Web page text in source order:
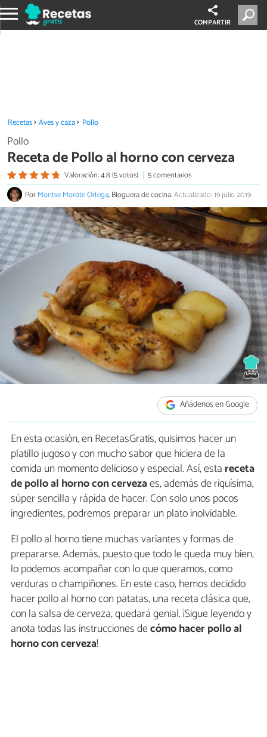
COMPARTIR
Recetas Aves y caza Pollo
Pollo
Receta de Pollo al horno con cerveza
Valoración: 4.8 (5 votos)
5 comentarios
PorMontse Morote Ortega, Bloguera de cocina.Actualizado: 19 julio 2019
Añádenos en Google
En esta ocasión, en RecetasGratis, quisimos hacer un
platillo jugoso y con mucho sabor que hiciera de la
comida un momento delicioso y especial. Así, esta receta
de pollo al horno con cervezaes, además de riquísima,
súper sencilla y rápida de hacer. Con solo unos pocos
ingredientes, podremos preparar un plato inolvidable.
El pollo al horno tiene muchas variantes y formas de
prepararse. Además, puesto que todo le queda muy bien,
lo podemos acompañar con lo que queramos, como
verduras o champiñones. En este caso, hemos decidido
hacer pollo al horno con patatas, una receta clásica que,
con la salsa de cerveza, quedará genial. ¡Sigue leyendo y
anota todas las instrucciones decómo hacer pollo al
horno con cerveza!